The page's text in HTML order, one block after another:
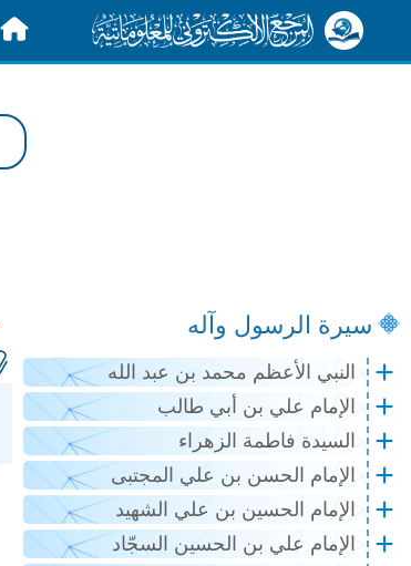
سيرة الرسول وآله
النبي الأعظم محمد بن عبد الله
الإمام علي بن أبي طالب
السيدة فاطمة الزهراء
الإمام الحسن بن علي المجتبى
الإمام الحسين بن علي الشهيد
الإمام علي بن الحسين السجّاد